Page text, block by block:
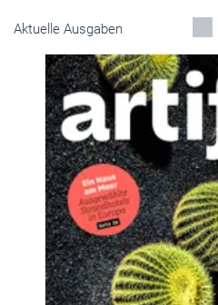
Aktuelle Ausgaben